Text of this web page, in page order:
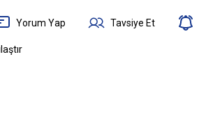
Yorum Yap Tavsiye Et